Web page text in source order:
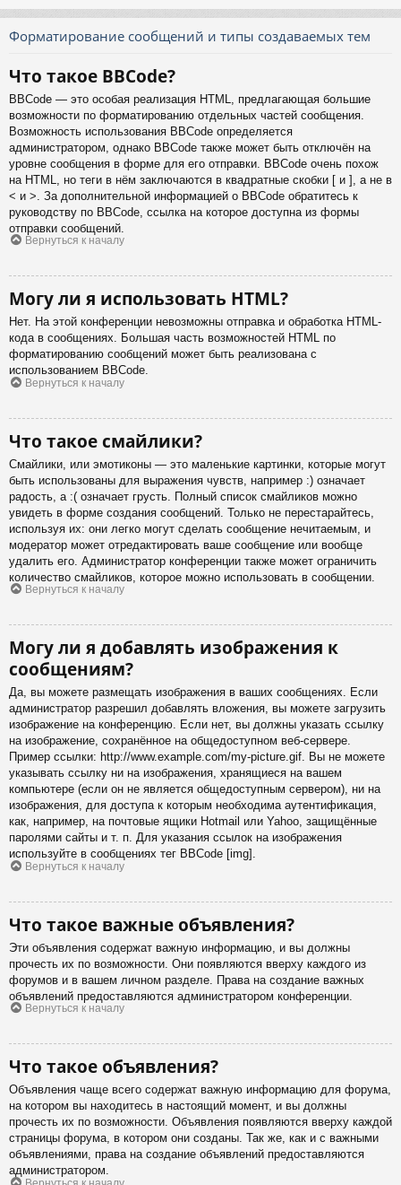
Форматирование сообщений и типы создаваемых тем
Что такое BBCode?
BBCode — это особая реализация HTML, предлагающая большие
возможности по форматированию отдельных частей сообщения.
Возможность использования BBCode определяется
администратором, однако BBCode также может быть отключён на
уровне сообщения в форме для его отправки. BBCode очень похож
на HTML, но теги в нём заключаются в квадратные скобки [ и ], а не в
< и >. За дополнительной информацией о BBCode обратитесь к
руководству по BBCode, ссылка на которое доступна из формы
отправки сообщений.
Вернуться к началу
Могу ли я использовать HTML?
Нет. На этой конференции невозможны отправка и обработка HTML-
кода в сообщениях. Большая часть возможностей HTML по
форматированию сообщений может быть реализована с
использованием BBCode.
Вернуться к началу
Что такое смайлики?
Смайлики, или эмотиконы — это маленькие картинки, которые могут
быть использованы для выражения чувств, например :) означает
радость, а :( означает грусть. Полный список смайликов можно
увидеть в форме создания сообщений. Только не перестарайтесь,
используя их: они легко могут сделать сообщение нечитаемым, и
модератор может отредактировать ваше сообщение или вообще
удалить его. Администратор конференции также может ограничить
количество смайликов, которое можно использовать в сообщении.
Вернуться к началу
Могу ли я добавлять изображения к
сообщениям?
Да, вы можете размещать изображения в ваших сообщениях. Если
администратор разрешил добавлять вложения, вы можете загрузить
изображение на конференцию. Если нет, вы должны указать ссылку
на изображение, сохранённое на общедоступном веб-сервере.
Пример ссылки: http://www.example.com/my-picture.gif. Вы не можете
указывать ссылку ни на изображения, хранящиеся на вашем
компьютере (если он не является общедоступным сервером), ни на
изображения, для доступа к которым необходима аутентификация,
как, например, на почтовые ящики Hotmail или Yahoo, защищённые
паролями сайты и т. п. Для указания ссылок на изображения
используйте в сообщениях тег BBCode [img].
Вернуться к началу
Что такое важные объявления?
Эти объявления содержат важную информацию, и вы должны
прочесть их по возможности. Они появляются вверху каждого из
форумов и в вашем личном разделе. Права на создание важных
объявлений предоставляются администратором конференции.
Вернуться к началу
Что такое объявления?
Объявления чаще всего содержат важную информацию для форума,
на котором вы находитесь в настоящий момент, и вы должны
прочесть их по возможности. Объявления появляются вверху каждой
страницы форума, в котором они созданы. Так же, как и с важными
объявлениями, права на создание объявлений предоставляются
администратором.